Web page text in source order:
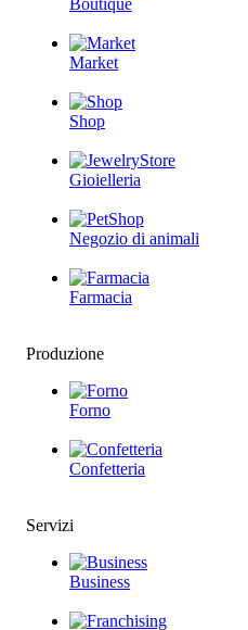
Boutique
Market
Shop
Gioielleria
Negozio di animali
Farmacia
Produzione
Forno
Confetteria
Servizi
Business